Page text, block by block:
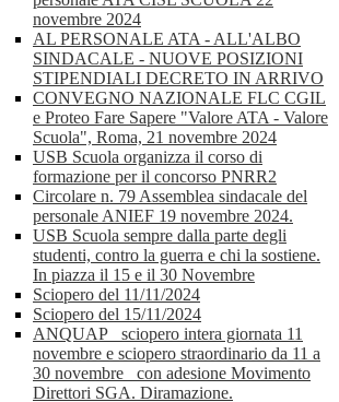
novembre 2024
AL PERSONALE ATA - ALL'ALBO
SINDACALE - NUOVE POSIZIONI
STIPENDIALI DECRETO IN ARRIVO
CONVEGNO NAZIONALE FLC CGIL
e Proteo Fare Sapere "Valore ATA - Valore
Scuola", Roma, 21 novembre 2024
USB Scuola organizza il corso di
formazione per il concorso PNRR2
Circolare n. 79 Assemblea sindacale del
personale ANIEF 19 novembre 2024.
USB Scuola sempre dalla parte degli
studenti, contro la guerra e chi la sostiene.
In piazza il 15 e il 30 Novembre
Sciopero del 11/11/2024
Sciopero del 15/11/2024
ANQUAP_ sciopero intera giornata 11
novembre e sciopero straordinario da 11 a
30 novembre_ con adesione Movimento
Direttori SGA. Diramazione.